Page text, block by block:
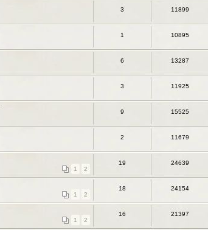
3 11899
1 10895
6 13287
3 11925
9 15525
2 11679
1 2
19 24639
1 2
18 24154
1 2
16 21397